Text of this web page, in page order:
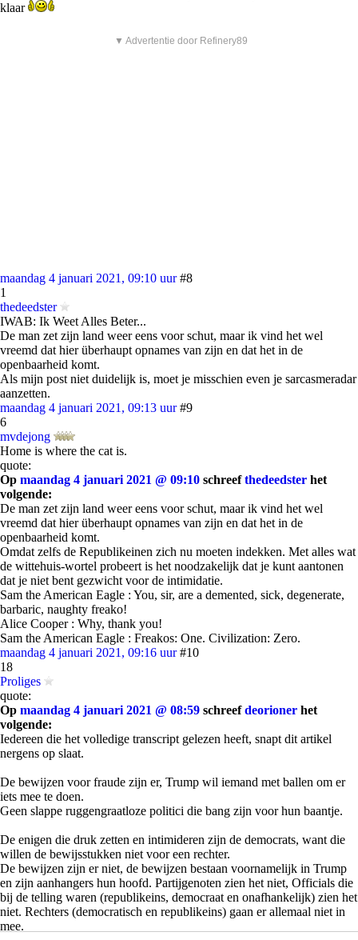
klaar
▼ Advertentie door Refinery89
maandag 4 januari 2021, 09:10 uur #8
1
thedeedster
IWAB: Ik Weet Alles Beter...
De man zet zijn land weer eens voor schut, maar ik vind het wel
vreemd dat hier überhaupt opnames van zijn en dat het in de
openbaarheid komt.
Als mijn post niet duidelijk is, moet je misschien even je sarcasmeradar
aanzetten.
maandag 4 januari 2021, 09:13 uur #9
6
mvdejong
Home is where the cat is.
quote:
Op maandag 4 januari 2021 @ 09:10 schreefthedeedster het
volgende:
De man zet zijn land weer eens voor schut, maar ik vind het wel
vreemd dat hier überhaupt opnames van zijn en dat het in de
openbaarheid komt.
Omdat zelfs de Republikeinen zich nu moeten indekken. Met alles wat
de wittehuis-wortel probeert is het noodzakelijk dat je kunt aantonen
dat je niet bent gezwicht voor de intimidatie.
Sam the American Eagle : You, sir, are a demented, sick, degenerate,
barbaric, naughty freako!
Alice Cooper : Why, thank you!
Sam the American Eagle : Freakos: One. Civilization: Zero.
maandag 4 januari 2021, 09:16 uur #10
18
Proliges
quote:
Op maandag 4 januari 2021 @ 08:59 schreefdeorioner het
volgende:
Iedereen die het volledige transcript gelezen heeft, snapt dit artikel
nergens op slaat.
De bewijzen voor fraude zijn er, Trump wil iemand met ballen om er
iets mee te doen.
Geen slappe ruggengraatloze politici die bang zijn voor hun baantje.
De enigen die druk zetten en intimideren zijn de democrats, want die
willen de bewijsstukken niet voor een rechter.
De bewijzen zijn er niet, de bewijzen bestaan voornamelijk in Trump
en zijn aanhangers hun hoofd. Partijgenoten zien het niet, Officials die
bij de telling waren (republikeins, democraat en onafhankelijk) zien het
niet. Rechters (democratisch en republikeins) gaan er allemaal niet in
mee.